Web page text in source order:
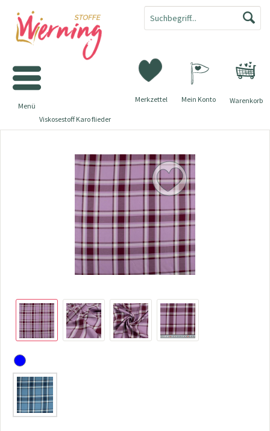
Warenkorb
Merkzettel Mein Konto
Menü
Viskosestoff Karo flieder